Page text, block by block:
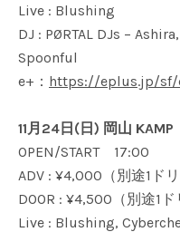
Live : Blushing
DJ : PØRTAL DJs –
Spoonful
e+： https://eplus.jp/sf/
11月24日(日) 岡山 KAMP
OPEN/START 17:00
ADV : ¥4,000（別途1ド
DOOR : ¥4,500（別途1
Live : Blushing,